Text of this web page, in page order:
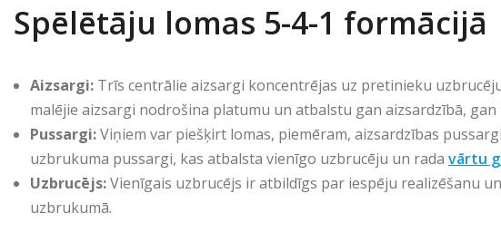
Spēlētāju lomas 5-4-1 formācijā
Aizsargi: Trīs centrālie aizsargi koncentrējas uz pretinieku
malējie aizsargi nodrošina platumu un atbalstu gan aizsardzībā,
Pussargi:Viņiem var piešķirt lomas, piemēram, aizsardzības
uzbrukuma pussargi, kas atbalsta vienīgo uzbrucēju un rada vārtu
Uzbrucējs:Vienīgais uzbrucējs ir atbildīgs par iespēju realizēšanu
uzbrukumā.